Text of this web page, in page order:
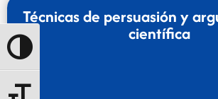
Alternar alto contraste
Técnicas de persuasión y
científica